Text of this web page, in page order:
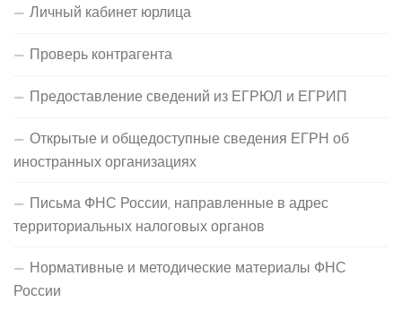
Личный кабинет юрлица
Проверь контрагента
Предоставление сведений из ЕГРЮЛ и ЕГРИП
Открытые и общедоступные сведения ЕГРН об
иностранных организациях
Письма ФНС России, направленные в адрес
территориальных налоговых органов
Нормативные и методические материалы ФНС
России